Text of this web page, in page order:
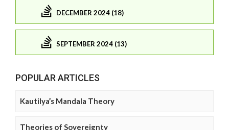
DECEMBER 2024 (18)
SEPTEMBER 2024 (13)
POPULAR ARTICLES
Kautilya’s Mandala Theory
Theories of Sovereignty